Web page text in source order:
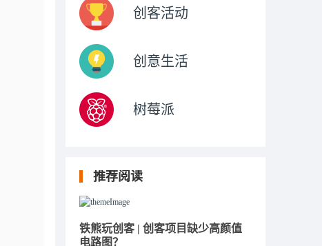
创客活动
创意生活
树莓派
推荐阅读
铁熊玩创客 | 创客项目缺少高颜值
电路图？